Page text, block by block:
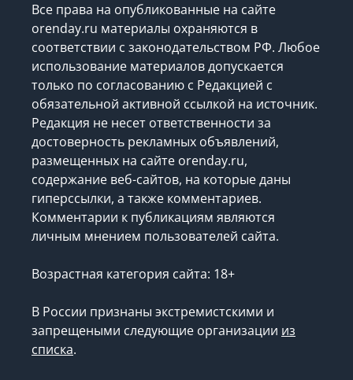
Все права на опубликованные на сайте
orenday.ru материалы охраняются в
соответствии с законодательством РФ. Любое
использование материалов допускается
только по согласованию с Редакцией с
обязательной активной ссылкой на источник.
Редакция не несет ответственности за
достоверность рекламных объявлений,
размещенных на сайте orenday.ru,
содержание веб-сайтов, на которые даны
гиперссылки, а также комментариев.
Комментарии к публикациям являются
личным мнением пользователей сайта.
Возрастная категория сайта: 18+
В России признаны экстремистскими и
запрещеными следующие организации из
списка.